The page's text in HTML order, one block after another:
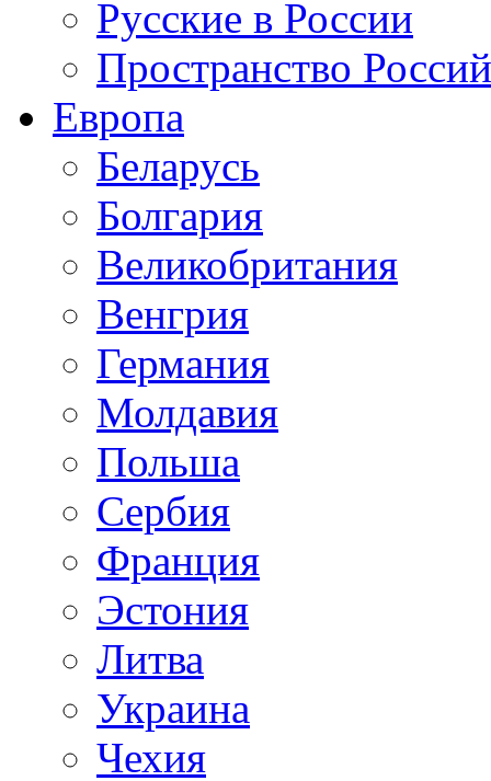
Русские в России
Пространство
Европа
Беларусь
Болгария
Великобритания
Венгрия
Германия
Молдавия
Польша
Сербия
Франция
Эстония
Литва
Украина
Чехия